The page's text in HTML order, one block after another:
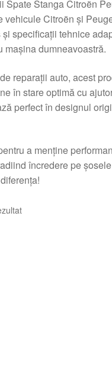
Stanga Citroën
Citroën și
specificații tehnice
mașina dumneavoastră.
reparații auto, acest
în stare optimă cu
perfect în designul
a menține
încredere pe